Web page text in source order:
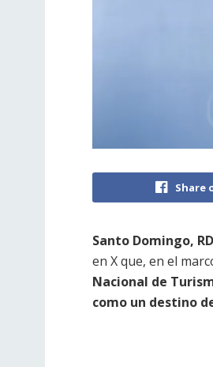
Share
Santo Domingo,
en X que, en el
Nacional de
como un destino